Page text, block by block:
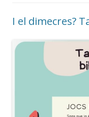
I el dimecres?